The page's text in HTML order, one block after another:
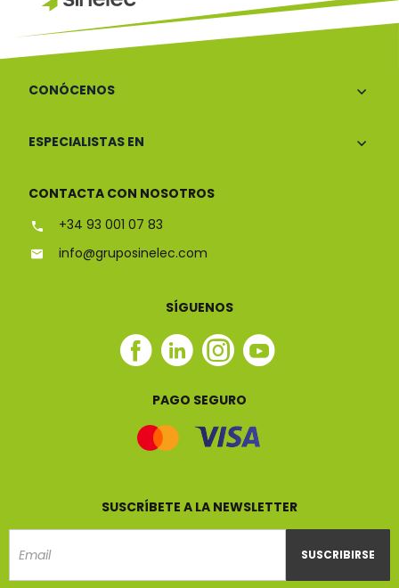
CONÓCENOS
ESPECIALISTAS EN
CONTACTA CON NOSOTROS
+34 93 001 07 83
info@gruposinelec.com
SÍGUENOS
Facebook
Linkedin
Instagram
Youtube
PAGO SEGURO
SUSCRÍBETE A LA NEWSLETTER
SUSCRIBIRSE